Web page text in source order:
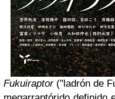
Fukuiraptor("ladrón de